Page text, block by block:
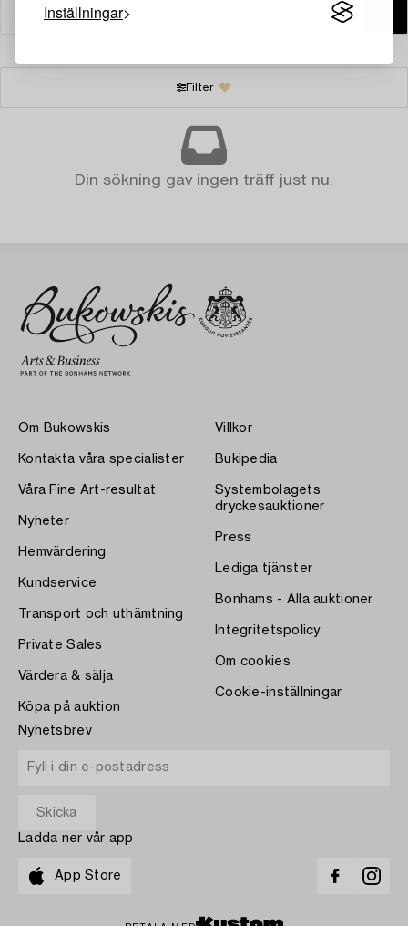
Inställningar
Filter
Din sökning gav ingen träff just nu.
Om Bukowskis
Kontakta våra specialister
Våra Fine Art-resultat
Nyheter
Hemvärdering
Kundservice
Transport och uthämtning
Private Sales
Värdera & sälja
Köpa på auktion
Villkor
Bukipedia
Systembolagets
dryckesauktioner
Press
Lediga tjänster
Bonhams - Alla auktioner
Integritetspolicy
Om cookies
Cookie-inställningar
Nyhetsbrev
Ladda ner vår app
App Store